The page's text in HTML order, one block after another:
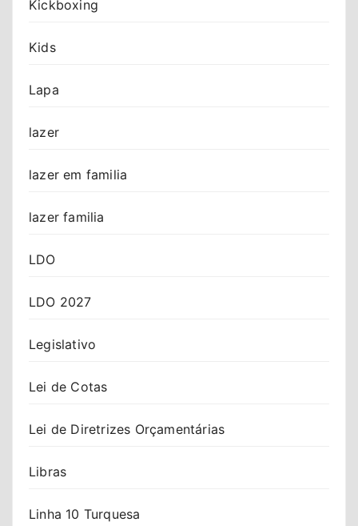
Kickboxing
Kids
Lapa
lazer
lazer em familia
lazer familia
LDO
LDO 2027
Legislativo
Lei de Cotas
Lei de Diretrizes Orçamentárias
Libras
Linha 10 Turquesa